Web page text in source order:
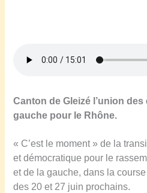
Canton de Gleizé l’union
gauche pour le Rhône.
« C’est le moment » de la
et démocratique pour le
et de la gauche, dans la
des 20 et 27 juin prochains.